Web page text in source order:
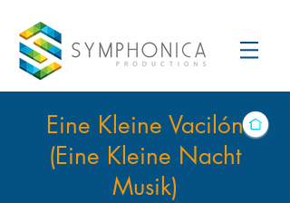
Eine Kleine Vacilón
(Eine Kleine Nacht
Musik)